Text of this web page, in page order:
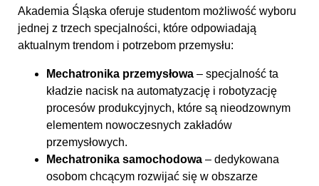
Akademia Śląska oferuje studentom możliwość wyboru
jednej z trzech specjalności, które odpowiadają
aktualnym trendom i potrzebom przemysłu:
Mechatronika przemysłowa – specjalność ta
kładzie nacisk na automatyzację i robotyzację
procesów produkcyjnych, które są nieodzownym
elementem nowoczesnych zakładów
przemysłowych.
Mechatronika samochodowa – dedykowana
osobom chcącym rozwijać się w obszarze